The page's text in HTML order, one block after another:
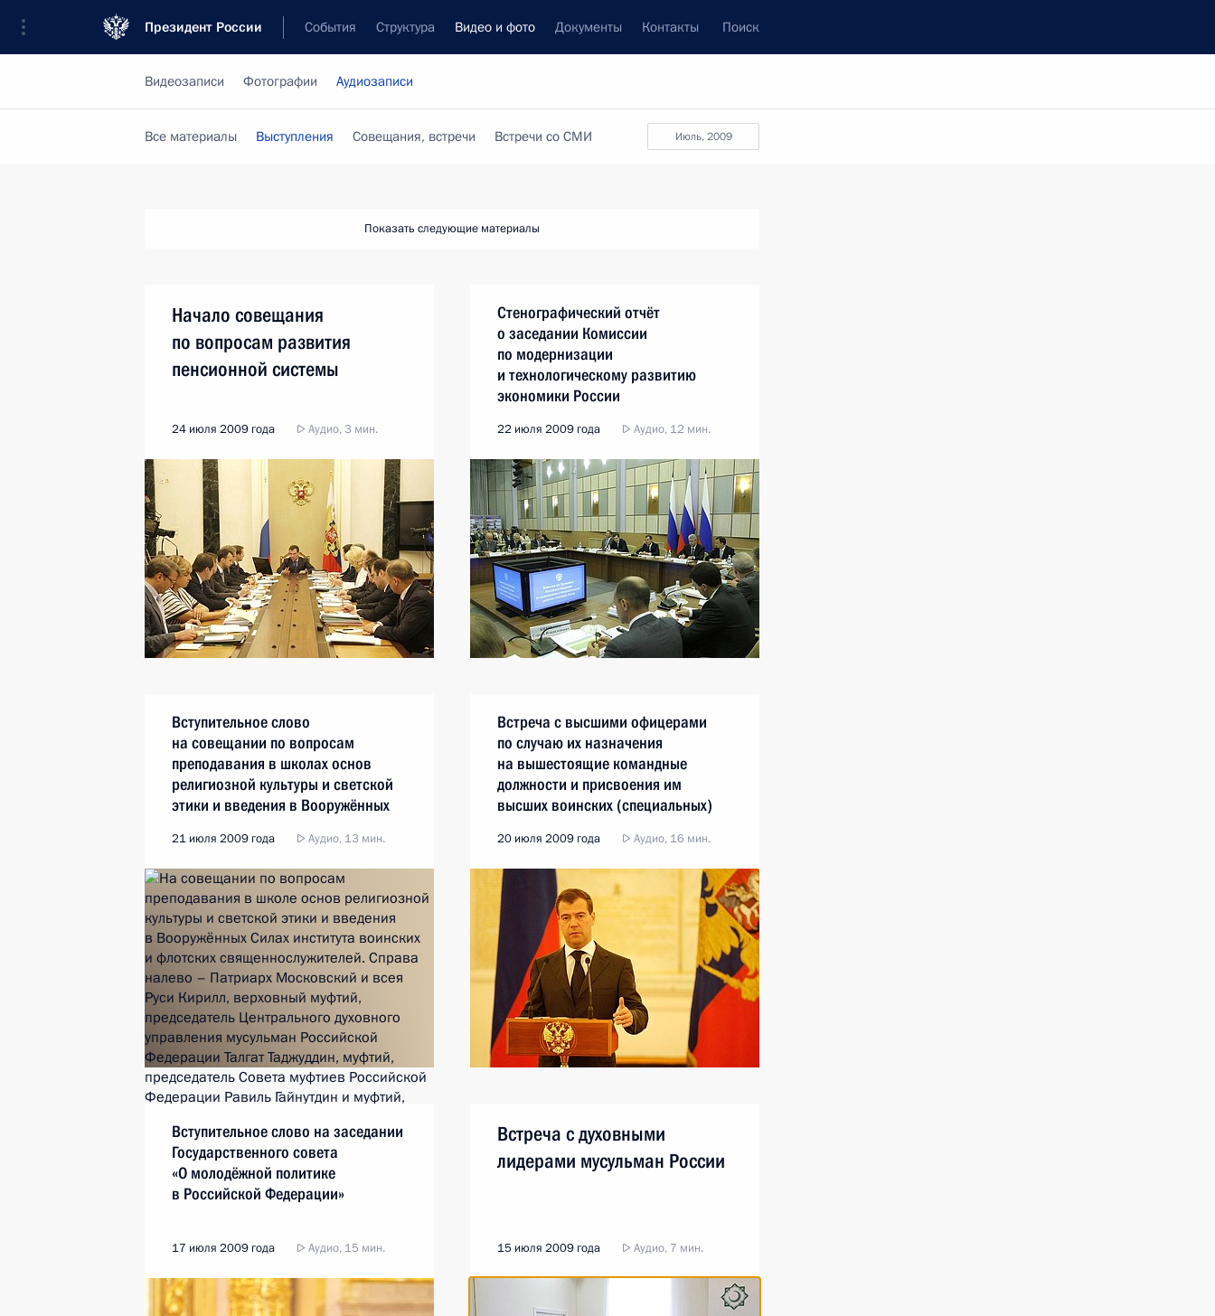
Президент России События Структура Видео и фото Документы Контакты Поиск
Видеозаписи Фотографии Аудиозаписи
июль, 2009
Все материалы Выступления Совещания, встречи Встречи со СМИ
Показать следующие материалы
Начало совещания
по вопросам развития
пенсионной системы
24 июля 2009 года Аудио, 3 мин.
Стенографический отчёт
о заседании Комиссии
по модернизации
и технологическому развитию
экономики России
22 июля 2009 года Аудио, 12 мин.
Вступительное слово
на совещании по вопросам
преподавания в школах основ
религиозной культуры и светской
этики и введения в Вооружённых
института воинских и флотских
священнослужителей
21 июля 2009 года Аудио, 13 мин.
Встреча с высшими офицерами
по случаю их назначения
на вышестоящие командные
должности и присвоения им
высших воинских (специальных)
20 июля 2009 года Аудио, 16 мин.
Вступительное слово на заседании
Государственного совета
«О молодёжной политике
в Российской Федерации»
17 июля 2009 года Аудио, 15 мин.
Встреча с духовными
лидерами мусульман России
15 июля 2009 года Аудио, 7 мин.